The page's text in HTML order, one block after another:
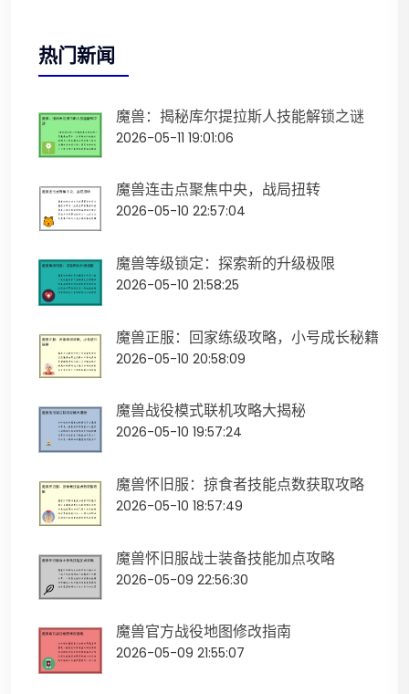
热门新闻
魔兽：揭秘库尔提拉斯人技能解锁之谜
2026-05-11 19:01:06
魔兽连击点聚焦中央，战局扭转
2026-05-10 22:57:04
魔兽等级锁定：探索新的升级极限
2026-05-10 21:58:25
魔兽正服：回家练级攻略，小号成长秘籍
2026-05-10 20:58:09
魔兽战役模式联机攻略大揭秘
2026-05-10 19:57:24
魔兽怀旧服：掠食者技能点数获取攻略
2026-05-10 18:57:49
魔兽怀旧服战士装备技能加点攻略
2026-05-09 22:56:30
魔兽官方战役地图修改指南
2026-05-09 21:55:07